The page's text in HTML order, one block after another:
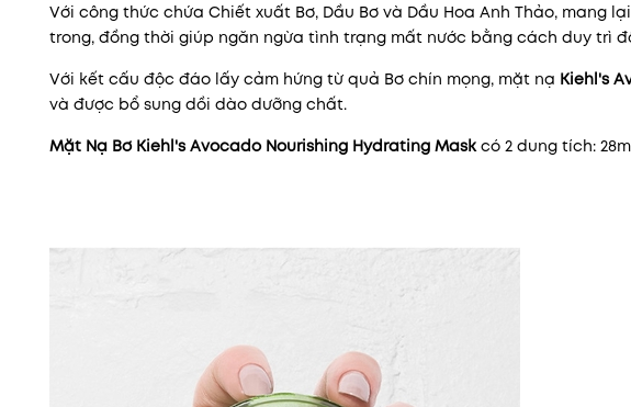
Điều kiện:
Với công thức chứa Chiết xuất Bơ, Dầu Bơ và Dầu Hoa Anh Thảo, mang
trong, đồng thời giúp ngăn ngừa tình trạng mất nước bằng cách duy trì
Với kết cấu độc đáo lấy cảm hứng từ quả Bơ chín mọng, mặt nạ Kiehl's
và được bổ sung dồi dào dưỡng chất.
Mặt Nạ Bơ Kiehl's Avocado Nourishing Hydrating Maskcó 2 dung tích: